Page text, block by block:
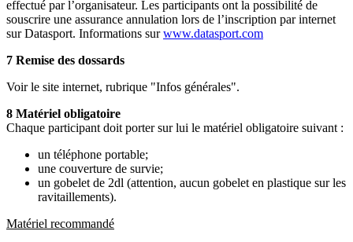
effectué par l’organisateur. Les participants ont la possibilité de
souscrire une assurance annulation lors de l’inscription par internet
sur Datasport. Informations surwww.datasport.com
7 Remise des dossards
Voir le site internet, rubrique "Infos générales".
8 Matériel obligatoire
Chaque participant doit porter sur lui le matériel obligatoire suivant :
un téléphone portable;
une couverture de survie;
un gobelet de 2dl (attention, aucun gobelet en plastique sur les
ravitaillements).
Matériel recommandé